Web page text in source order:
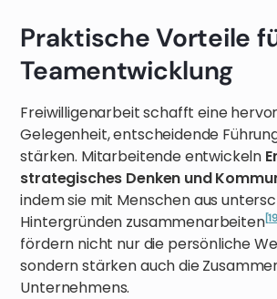
Praktische Vorteile
Teamentwicklung
Freiwilligenarbeit schafft eine
Gelegenheit, entscheidende
stärken. Mitarbeitende entwickeln
strategisches Denken und
indem sie mit Menschen aus
Hintergründen zusammenarbeiten
fördern nicht nur die persönliche
sondern stärken auch die
Unternehmens.